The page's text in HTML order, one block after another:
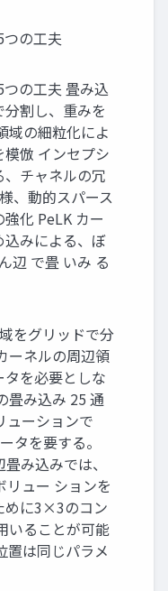
の工夫
の工夫 畳み込
割し、重みを
域の細粒化によ
模倣 インセプシ
、チャネルの冗
、動的スパース
化 PeLK カー
込みによる、ぼ
辺 で畳 いみ る
をグリッドで分
ーネルの周辺領
を必要としな
畳み込み 25 通
ーションで
タを要する。
み込みでは、
ュー ションを
めに3×3のコン
いることが可能
置は同じパラメ